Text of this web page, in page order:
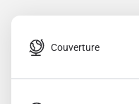
Couverture